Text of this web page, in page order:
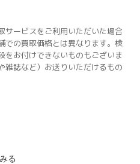
サービスをご利用いただいた場合
での買取価格とは異なります。検
をお付けできないものもございま
雑誌など）お送りいただけるもの
る